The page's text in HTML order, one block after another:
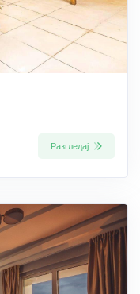
Разгледај